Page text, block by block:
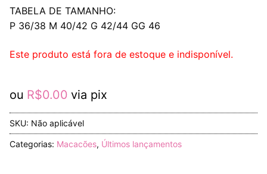
TABELA DE TAMANHO:
P 36/38 M 40/42 G 42/44 GG 46
Este produto está fora de estoque e indisponível.
ou R$0.00 via pix
SKU: Não aplicável
Categorias: Macacões, Últimos lançamentos